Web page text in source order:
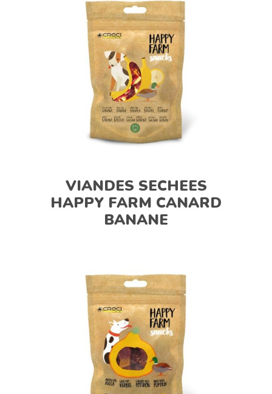
VIANDES SECHEES
HAPPY FARM CANARD
BANANE